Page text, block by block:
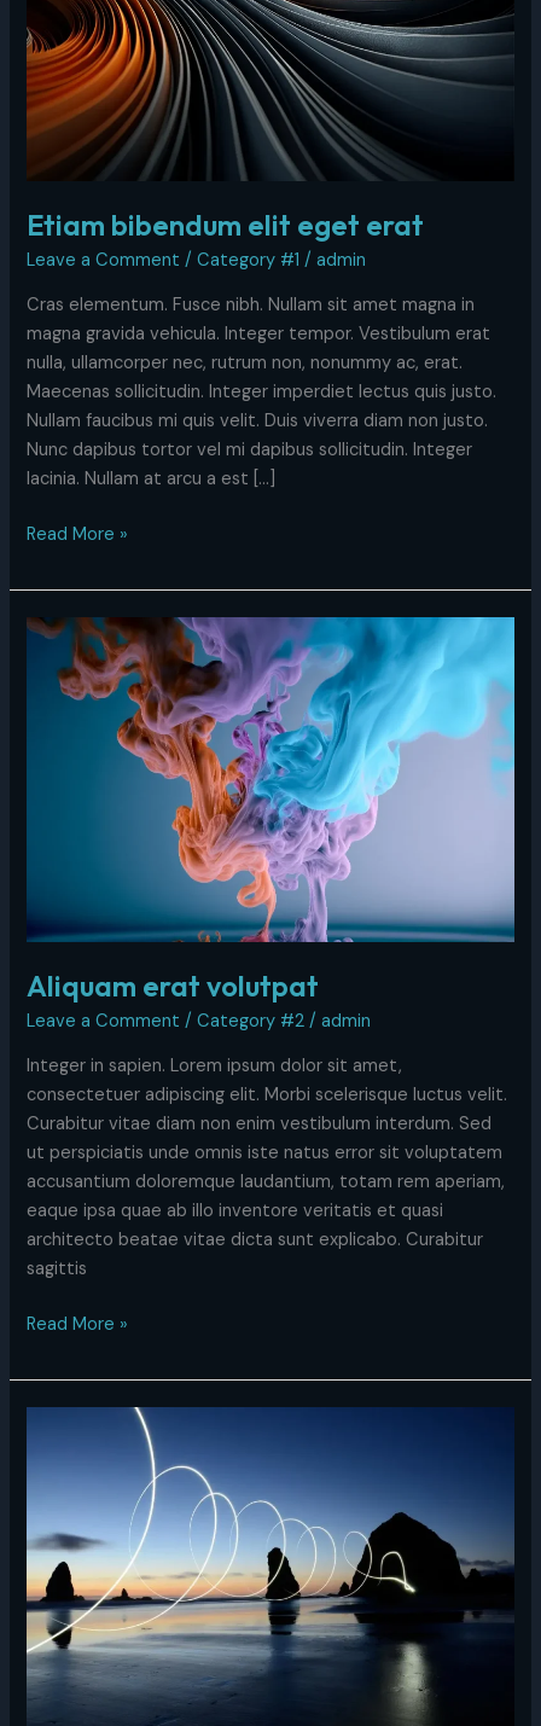
Etiam bibendum elit eget erat
Leave a Comment /Category #1 /admin
Cras elementum. Fusce nibh. Nullam sit amet magna in
magna gravida vehicula. Integer tempor. Vestibulum erat
nulla, ullamcorper nec, rutrum non, nonummy ac, erat.
Maecenas sollicitudin. Integer imperdiet lectus quis justo.
Nullam faucibus mi quis velit. Duis viverra diam non justo.
Nunc dapibus tortor vel mi dapibus sollicitudin. Integer
lacinia. Nullam at arcu a est […]
Read More »
Aliquam erat volutpat
Leave a Comment /Category #2 /admin
Integer in sapien. Lorem ipsum dolor sit amet,
consectetuer adipiscing elit. Morbi scelerisque luctus velit.
Curabitur vitae diam non enim vestibulum interdum. Sed
ut perspiciatis unde omnis iste natus error sit voluptatem
accusantium doloremque laudantium, totam rem aperiam,
eaque ipsa quae ab illo inventore veritatis et quasi
architecto beatae vitae dicta sunt explicabo. Curabitur
sagittis
Aliquam
volutpat
Read More »